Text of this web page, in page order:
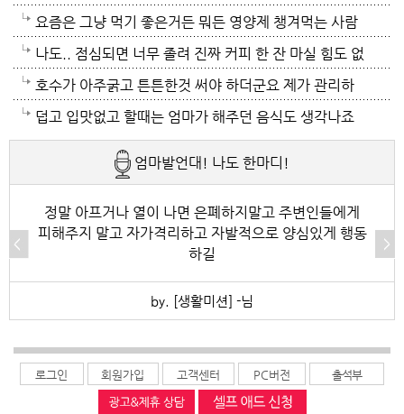
밥도 해다 드려야겠고 그래도 전 출가외인 취급이더군
요 친정엄마도 넘 힘들게 하니 멀어지게 되네요 남편분
날도 더운데 빨리 좋아지셨음해요 저의남편도 작년에
허리협착증 레이저 시술인데도 이박삼일 입원시키더군
요 정형외과병동은 통합간병이라 보호자 필요없다고 해
도 신경이 쓰이죠 병원가면 수액이야 기본이죠
요즘은 그냥 먹기 좋은거든 뭐든 영양제 챙겨먹는 사람
이 사는거다
나도.. 점심되면 너무 졸려 진짜 커피 한 잔 마실 힘도 없
어서 그냥 낮잠 자 ㅋㅋㅋ
호수가 아주굵고 튼튼한것 써야 하더군요 제가 관리하
는 텃밭은 호수가 굵고 넘 튼튼해서 풀려서 쓸려면 무겁
지만 터질 염려는 없더군요 비가 조금이라도 왔음 좋네
요
덥고 입맛없고 할때는 엄마가 해주던 음식도 생각나죠
넘 덥도 지치는 시기에요 오늘도 38도 였죠 힘드셔도 최
대한 비슷하것 찾아서 드셔야죠
엄마발언대! 나도 한마디!
정말 아프거나 열이 나면 은폐하지말고 주변인들에게
피해주지 말고 자가격리하고 자발적으로 양심있게 행동
하길
by. [생활미션] -님
로그인 회원가입 고객센터 PC버전 출석부